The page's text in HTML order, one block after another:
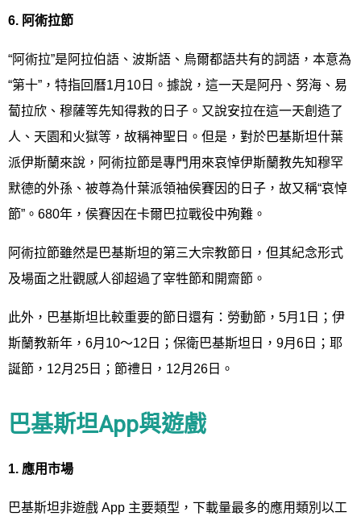
6. 阿術拉節
“阿術拉”是阿拉伯語、波斯語、烏爾都語共有的詞語，本意為
“第十”，特指回曆1月10日。據說，這一天是阿丹、努海、易
蔔拉欣、穆薩等先知得救的日子。又說安拉在這一天創造了
人、天園和火獄等，故稱神聖日。但是，對於巴基斯坦什葉
派伊斯蘭來說，阿術拉節是專門用來哀悼伊斯蘭教先知穆罕
默德的外孫、被尊為什葉派領袖侯賽因的日子，故又稱“哀悼
節”。680年，侯賽因在卡爾巴拉戰役中殉難。
阿術拉節雖然是巴基斯坦的第三大宗教節日，但其紀念形式
及場面之壯觀感人卻超過了宰牲節和開齋節。
此外，巴基斯坦比較重要的節日還有：勞動節，5月1日；伊
斯蘭教新年，6月10～12日；保衛巴基斯坦日，9月6日；耶
誕節，12月25日；節禮日，12月26日。
巴基斯坦App與遊戲
1. 應用市場
巴基斯坦非遊戲 App 主要類型，下載量最多的應用類別以工